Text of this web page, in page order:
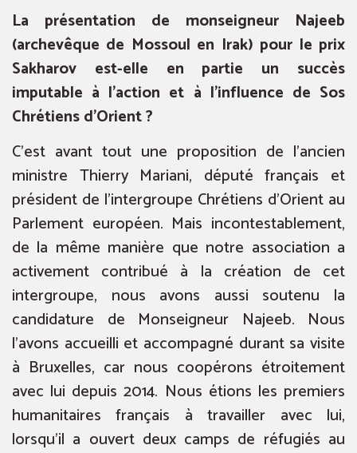
La présentation de monseigneur Najeeb
(archevêque de Mossoul en Irak) pour le prix
Sakharov est-elle en partie un succès
imputable à l’action et à l’influence de Sos
Chrétiens d’Orient ?
C’est avant tout une proposition de l’ancien
ministre Thierry Mariani, député français et
président de l’intergroupe Chrétiens d’Orient au
Parlement européen. Mais incontestablement,
de la même manière que notre association a
activement contribué à la création de cet
intergroupe, nous avons aussi soutenu la
candidature de Monseigneur Najeeb. Nous
l’avons accueilli et accompagné durant sa visite
à Bruxelles, car nous coopérons étroitement
avec lui depuis 2014. Nous étions les premiers
humanitaires français à travailler avec lui,
lorsqu’il a ouvert deux camps de réfugiés au